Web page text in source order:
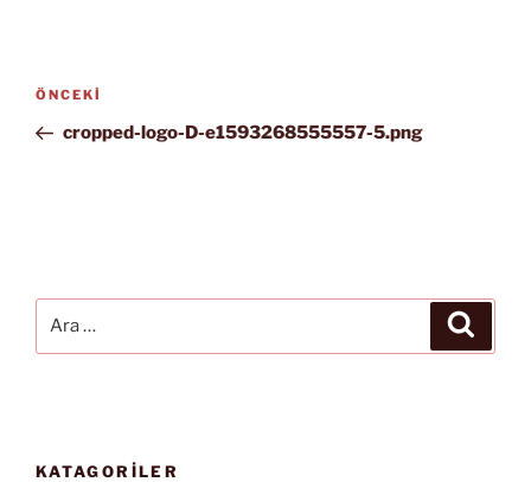
Yazı
Önceki
Yazı
ÖNCEKI
cropped-logo-D-e1593268555557-5.png
KATAGORİLER